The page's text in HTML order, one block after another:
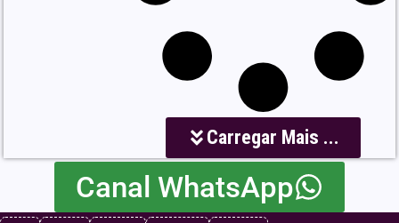
Carregar Mais ...
Canal WhatsApp